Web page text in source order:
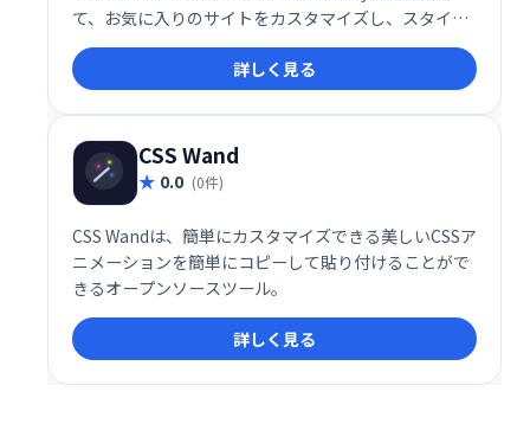
て、お気に入りのサイトをカスタマイズし、スタイル
を保存して同期します。
詳しく見る
CSS Wand
0.0 (0件)
CSS Wandは、簡単にカスタマイズできる美しいCSSア
ニメーションを簡単にコピーして貼り付けることがで
きるオープンソースツール。
詳しく見る